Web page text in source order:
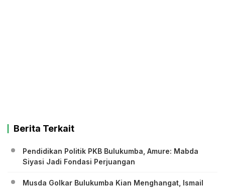
Berita Terkait
Pendidikan Politik PKB Bulukumba, Amure: Mabda
Siyasi Jadi Fondasi Perjuangan
Musda Golkar Bulukumba Kian Menghangat, Ismail